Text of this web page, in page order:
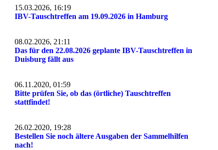
15.03.2026, 16:19
IBV-Tauschtreffen am 19.09.2026 in Hamburg
08.02.2026, 21:11
Das für den 22.08.2026 geplante IBV-Tauschtreffen in
Duisburg fällt aus
06.11.2020, 01:59
Bitte prüfen Sie, ob das (örtliche) Tauschtreffen
stattfindet!
26.02.2020, 19:28
Bestellen Sie noch ältere Ausgaben der Sammelhilfen
nach!